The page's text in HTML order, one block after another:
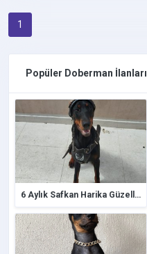
1
Popüler Doberman İlanları
6 Aylık Safkan Harika Güzellikte Doberman